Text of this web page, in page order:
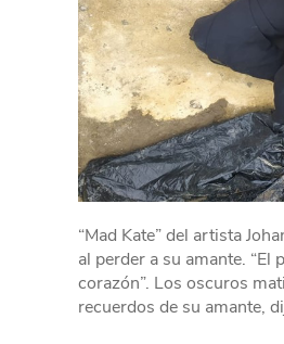
“Mad Kate” del artista
al perder a su amante.
corazón”. Los oscuros
recuerdos de su amante,